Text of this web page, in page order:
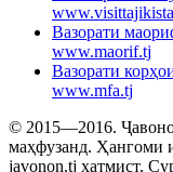
Вазорати
www.maorif.tj
Вазорати
www.mfa.tj
© 2015—2016.
маҳфузанд. Ҳангоми
javonon.tj ҳатмист.